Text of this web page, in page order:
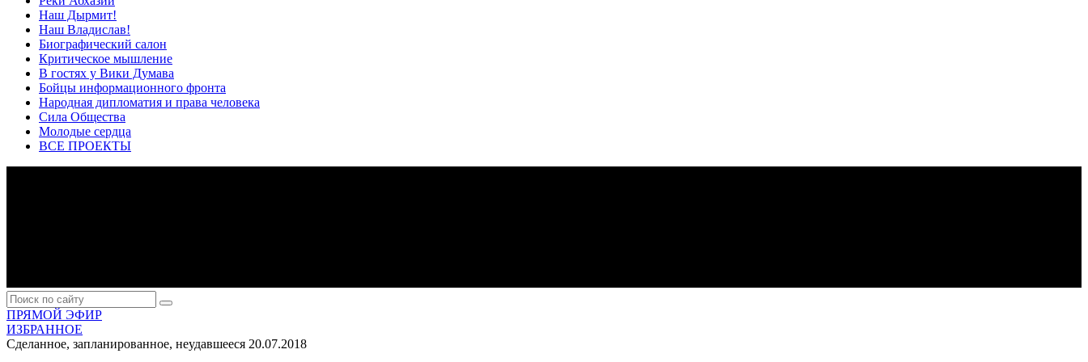
Наш Дырмит!
Наш Владислав!
Биографический салон
Критическое мышление
В гостях у Вики Думава
Бойцы информационного фронта
Народная дипломатия и права человека
Сила Общества
Молодые сердца
ВСЕ ПРОЕКТЫ
ПРЯМОЙ ЭФИР
ИЗБРАННОЕ
Сделанное, запланированное, неудавшееся 20.07.2018